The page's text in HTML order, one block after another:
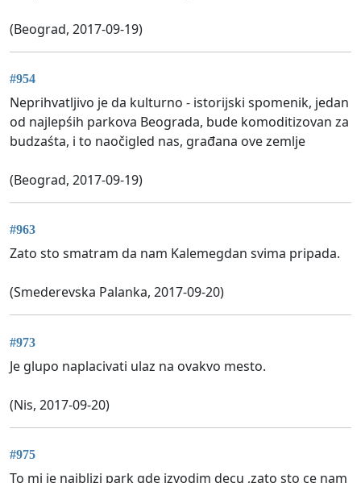
(Beograd, 2017-09-19)
#954
Neprihvatljivo je da kulturno - istorijski spomenik, jedan
od najlepśih parkova Beograda, bude komoditizovan za
budzaśta, i to naočigled nas, građana ove zemlje
(Beograd, 2017-09-19)
#963
Zato sto smatram da nam Kalemegdan svima pripada.
(Smederevska Palanka, 2017-09-20)
#973
Je glupo naplacivati ulaz na ovakvo mesto.
(Nis, 2017-09-20)
#975
To mi je najblizi park gde izvodim decu ,zato sto ce nam